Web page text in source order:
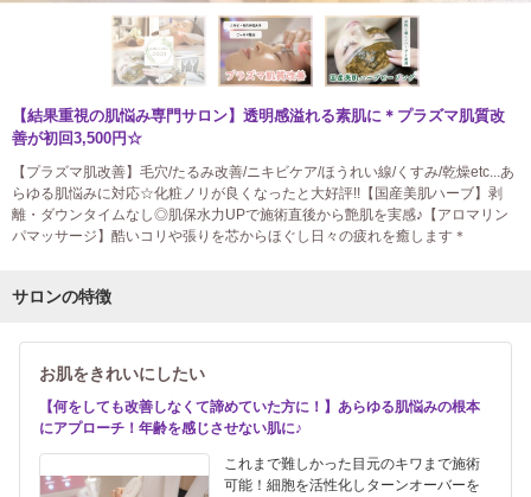
【結果重視の肌悩み専門サロン】透明感溢れる素肌に＊プラズマ肌質改
善が初回3,500円☆
【プラズマ肌改善】毛穴/たるみ改善/ニキビケア/ほうれい線/くすみ/乾燥etc...あ
らゆる肌悩みに対応☆化粧ノリが良くなったと大好評!!【国産美肌ハーブ】剥
離・ダウンタイムなし◎肌保水力UPで施術直後から艶肌を実感♪【アロマリン
パマッサージ】酷いコリや張りを芯からほぐし日々の疲れを癒します＊
サロンの特徴
お肌をきれいにしたい
【何をしても改善しなくて諦めていた方に！】あらゆる肌悩みの根本
にアプローチ！年齢を感じさせない肌に♪
これまで難しかった目元のキワまで施術
可能！細胞を活性化しターンオーバーを